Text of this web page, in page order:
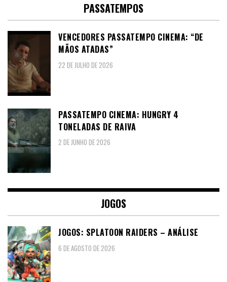
PASSATEMPOS
VENCEDORES PASSATEMPO CINEMA: “DE
MÃOS ATADAS”
22 DE JULHO DE 2026
PASSATEMPO CINEMA: HUNGRY 4
TONELADAS DE RAIVA
2 DE JUNHO DE 2026
JOGOS
JOGOS: SPLATOON RAIDERS – ANÁLISE
6 DE AGOSTO DE 2026